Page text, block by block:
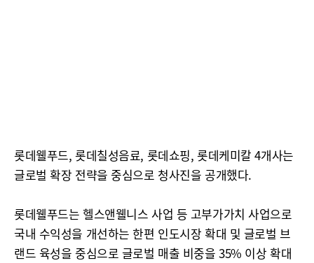
롯데웰푸드, 롯데칠성음료, 롯데쇼핑, 롯데케미칼 4개사는
글로벌 확장 전략을 중심으로 청사진을 공개했다.
롯데웰푸드는 헬스앤웰니스 사업 등 고부가가치 사업으로
국내 수익성을 개선하는 한편 인도시장 확대 및 글로벌 브
랜드 육성을 중심으로 글로벌 매출 비중을 35% 이상 확대